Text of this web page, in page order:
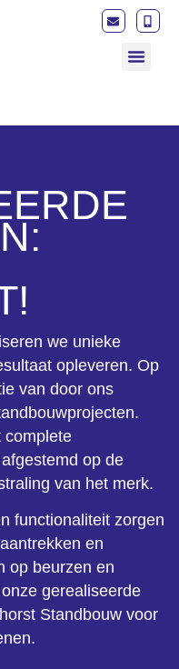
we unieke
opleveren. Op
van door ons
complete
op de
van het merk.
functionaliteit zorgen
en
op beurzen en
gerealiseerde
Standbouw voor